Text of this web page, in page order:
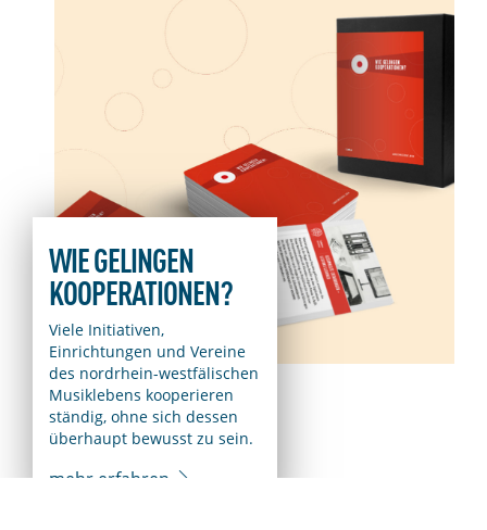
WIE GELINGEN
KOOPERATIONEN?
Viele Initiativen,
Einrichtungen und Vereine
des nordrhein-westfälischen
Musiklebens kooperieren
ständig, ohne sich dessen
überhaupt bewusst zu sein.
mehr erfahren